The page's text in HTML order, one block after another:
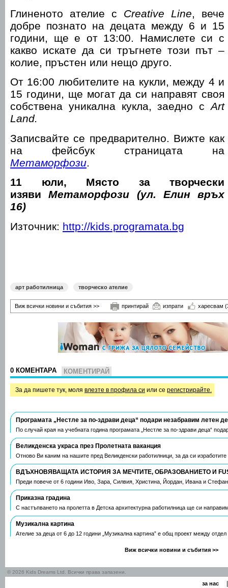
Глиненото ателие с Creative Line , вече
добре познато на децата между 6 и 15
години, ще е от 13:00. Намислете си с
какво искате да си тръгнете този път –
колие, пръстен или нещо друго.
От 16:00 любителите на кукли, между 4 и
15 години, ще могат да си направят своя
собствена уникална кукла, заедно сArt
Land.
Записвайте се предварително. Вижте как
на фейсбук страницата на
Метаморфози.
11 юли, Място за творчески
изявиМетаморфози (ул. Елин връх
16)
Източник: http://kids.programata.bg
арт работилница творческо ателие
Виж всички новини и събития >> принтирай изпрати харесвам
0 КОМЕНТАРА КОМЕНТИРАЙ
За да пишете тук, моля влезте в профила си или се регистрирайте.
Програмата „Нестле за по-здрави деца“ подари незабравим летен
По случай края на учебната година програмата „Нестле за по-здрави деца“
Великденска украса през Пролетната ваканция
Отново Ви каним на нашите пред Великденски работилници, за да си
ВДЪХНОВЯВАЩАТА ИСТОРИЯ ЗА МЕЧТИТЕ, ОБРАЗОВАНИЕТО И
Преди повече от 6 години Иво, Зара, Силвия, Христина, Йордан, Ивана и
Приказна градина
С настъпването на пролетта в Детска архитектурна работилница ще си
Музикална картина
Ателие за деца от 6 до 12 години „Музикална картина” е общ проект между отдел
Виж всички новини и събития >>
© 2026 Kids Dreams Ltd. Всички права запазени.
за нас